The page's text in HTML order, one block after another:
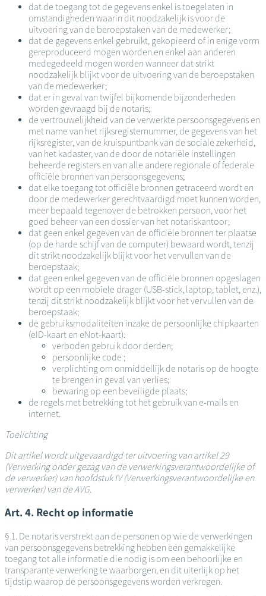
dat de toegang tot de gegevens enkel is toegelaten in
omstandigheden waarin dit noodzakelijk is voor de
uitvoering van de beroepstaken van de medewerker;
dat de gegevens enkel gebruikt, gekopieerd of in enige vorm
gereproduceerd mogen worden en enkel aan anderen
medegedeeld mogen worden wanneer dat strikt
noodzakelijk blijkt voor de uitvoering van de beroepstaken
van de medewerker;
dat er in geval van twijfel bijkomende bijzonderheden
worden gevraagd bij de notaris;
de vertrouwelijkheid van de verwerkte persoonsgegevens en
met name van het rijksregisternummer, de gegevens van het
rijksregister, van de kruispuntbank van de sociale zekerheid,
van het kadaster, van de door de notariële instellingen
beheerde registers en van alle andere regionale of federale
officiële bronnen van persoonsgegevens;
dat elke toegang tot officiële bronnen getraceerd wordt en
door de medewerker gerechtvaardigd moet kunnen worden,
meer bepaald tegenover de betrokken persoon, voor het
goed beheer van een dossier van het notariskantoor;
dat geen enkel gegeven van de officiële bronnen ter plaatse
(op de harde schijf van de computer) bewaard wordt, tenzij
dit strikt noodzakelijk blijkt voor het vervullen van de
beroepstaak;
dat geen enkel gegeven van de officiële bronnen opgeslagen
wordt op een mobiele drager (USB-stick, laptop, tablet, enz.),
tenzij dit strikt noodzakelijk blijkt voor het vervullen van de
beroepstaak;
de gebruiksmodaliteiten inzake de persoonlijke chipkaarten
(eID-kaart en eNot-kaart):
verboden gebruik door derden;
persoonlijke code ;
verplichting om onmiddellijk de notaris op de hoogte
te brengen in geval van verlies;
bewaring op een beveiligde plaats;
de regels met betrekking tot het gebruik van e-mails en
internet.
Toelichting
Dit artikel wordt uitgevaardigd ter uitvoering van artikel 29
(Verwerking onder gezag van de verwerkingsverantwoordelijke of
de verwerker) van hoofdstuk IV (Verwerkingsverantwoordelijke en
verwerker) van de AVG.
Art. 4. Recht op informatie
§ 1. De notaris verstrekt aan de personen op wie de verwerkingen
van persoonsgegevens betrekking hebben een gemakkelijke
toegang tot alle informatie die nodig is om een behoorlijke en
transparante verwerking te waarborgen, en dit uiterlijk op het
tijdstip waarop de persoonsgegevens worden verkregen.